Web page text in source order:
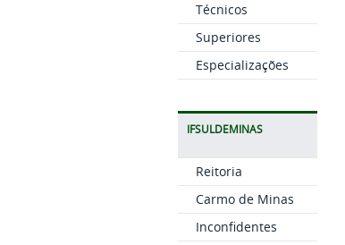
Técnicos
Superiores
Especializações
IFSULDEMINAS
Reitoria
Carmo de Minas
Inconfidentes